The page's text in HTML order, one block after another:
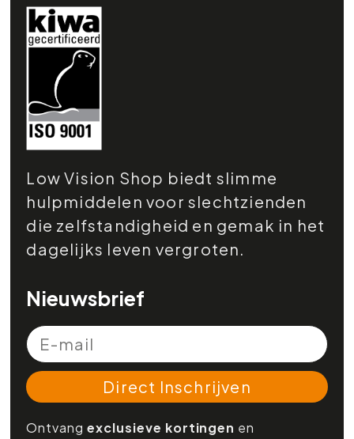
Low Vision Shop biedt slimme
hulpmiddelen voor slechtzienden
die zelfstandigheid en gemak in het
dagelijks leven vergroten.
Nieuwsbrief
Direct Inschrijven
Ontvangexclusieve kortingen en